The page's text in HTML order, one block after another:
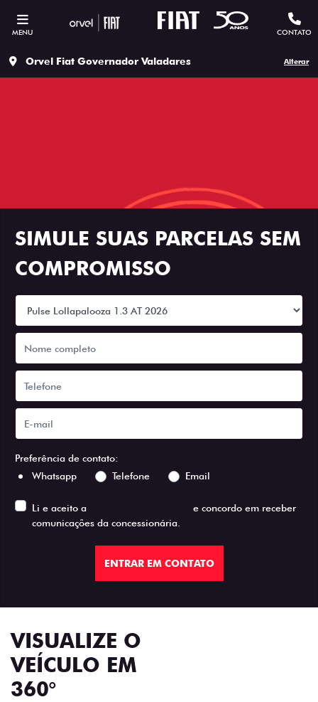
MENU CONTATO
Orvel Fiat Governador Valadares Alterar
SIMULE SUAS PARCELAS SEM
COMPROMISSO
Preferência de contato:
Whatsapp
Telefone Email
Li e aceito a
e concordo em receber
comunicações da concessionária.
ENTRAR EM CONTATO
VISUALIZE O
VEÍCULO EM
360°